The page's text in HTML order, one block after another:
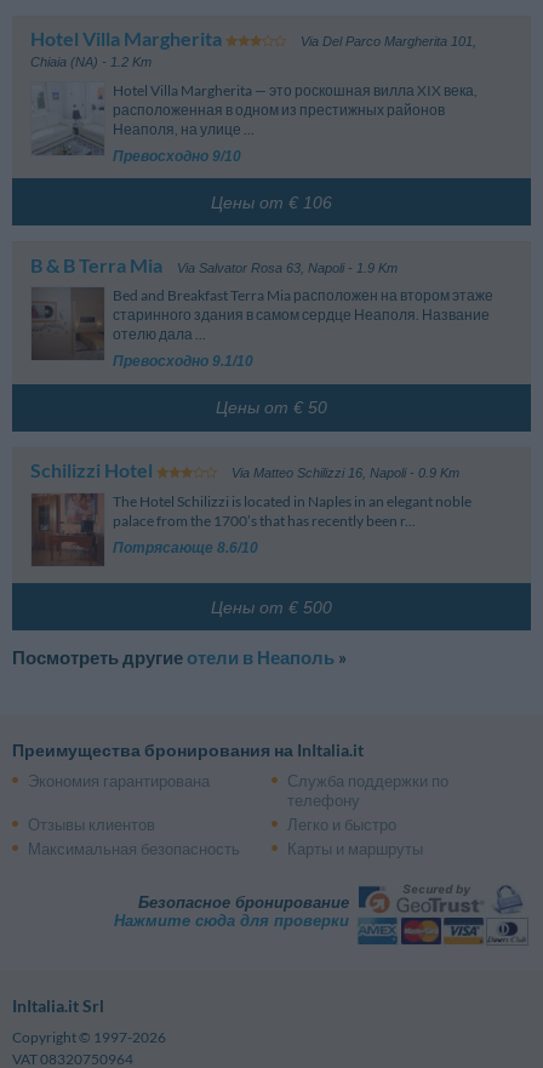
Hotel Villa Margherita Via Del Parco Margherita 101
Chiaia (NA) - 1.2 Km
Hotel Villa Margherita — это роскошная вилла XIX века,
расположенная в одном из престижных районов
Неаполя, на улице ...
Превосходно 9/10
Цены от € 106
B & B Terra Mia Via Salvator Rosa 63, Napoli- 1.9 Km
Bed and Breakfast Terra Mia расположен на втором этаже
старинного здания в самом сердце Неаполя. Название
отелю дала ...
Превосходно 9.1/10
Цены от € 50
Schilizzi Hotel Via Matteo Schilizzi 16, Napoli- 0.9 Km
The Hotel Schilizzi is located in Naples in an elegant noble
palace from the 1700’s that has recently been r...
Потрясающе 8.6/10
Цены от € 500
Посмотреть другие отели в Неаполь »
Преимущества бронирования на InItalia.it
Экономия гарантирована
Служба поддержки по
телефону
Отзывы клиентов
Легко и быстро
Максимальная безопасность
Карты и маршруты
Безопасное бронирование
Нажмите сюда для проверки
InItalia.it Srl
Copyright © 1997-2026
VAT 08320750964